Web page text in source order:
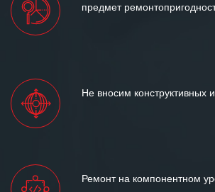
предмет
Не вносим конструктивных
Ремонт на компонентном